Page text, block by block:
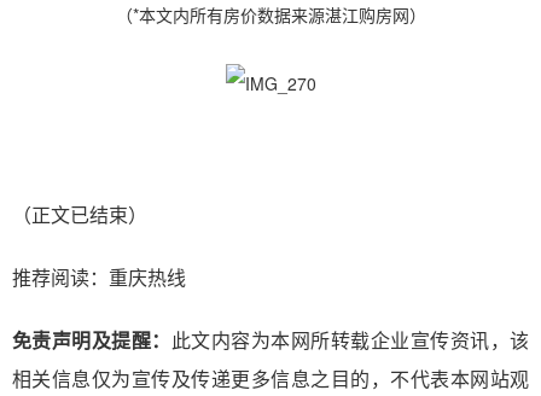
（*本文内所有房价数据来源湛江购房网）
（正文已结束）
推荐阅读： 重庆热线
免责声明及提醒：
此文内容为本网所转载企业宣传资讯，该
相关信息仅为宣传及传递更多信息之目的，不代表本网站观